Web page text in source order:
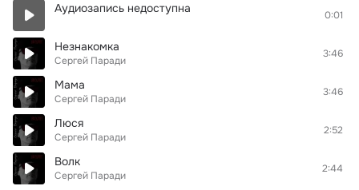
Аудиозапись недоступна 0:01
Незнакомка
Сергей Паради
3:46
Мама
Сергей Паради
3:46
Люся
Сергей Паради
2:52
Волк
Сергей Паради
2:44